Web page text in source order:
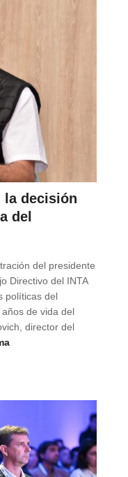
la decisión
del
del presidente
Directivo del INTA
políticas del
de vida del
director del